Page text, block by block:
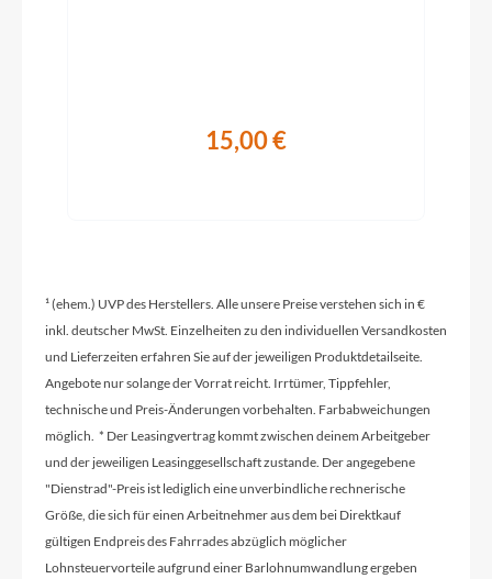
Kurbelgarnitur
Kassette
Shimano CS-HG50 11-36T
Lenker
Satori X-Race, Flare: 16°
15,00 €
¹ (ehem.) UVP des Herstellers. Alle unsere Preise verstehen sich in €
inkl. deutscher MwSt. Einzelheiten zu den individuellen Versandkosten
und Lieferzeiten erfahren Sie auf der jeweiligen Produktdetailseite.
Angebote nur solange der Vorrat reicht. Irrtümer, Tippfehler,
technische und Preis-Änderungen vorbehalten. Farbabweichungen
möglich. * Der Leasingvertrag kommt zwischen deinem Arbeitgeber
und der jeweiligen Leasinggesellschaft zustande. Der angegebene
"Dienstrad"-Preis ist lediglich eine unverbindliche rechnerische
Größe, die sich für einen Arbeitnehmer aus dem bei Direktkauf
gültigen Endpreis des Fahrrades abzüglich möglicher
Lohnsteuervorteile aufgrund einer Barlohnumwandlung ergeben